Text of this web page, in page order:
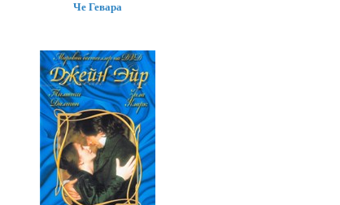
Че Гевара